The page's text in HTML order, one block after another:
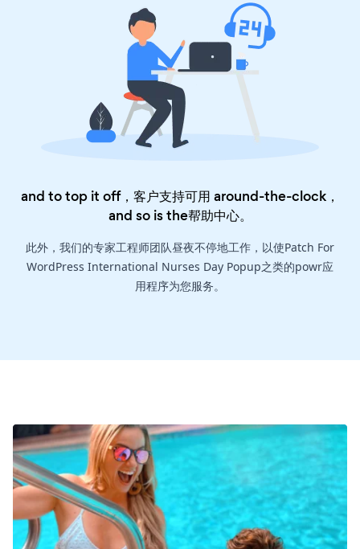
and to top it off，客户支持可用 around-the-clock，
and so is the帮助中心。
此外，我们的专家工程师团队昼夜不停地工作，以使Patch For
WordPress International Nurses Day Popup之类的powr应
用程序为您服务。